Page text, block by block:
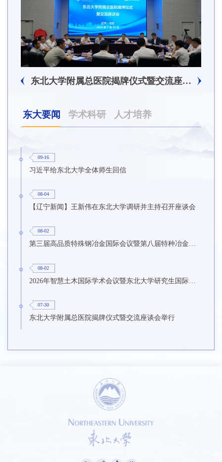
东北大学附属总医院揭牌仪式暨交流座谈会举行
东大要闻 学术科研 人才培养
09-16
习近平给东北大学全体师生回信
08-04
【辽宁新闻】王新伟在东北大学调研并主持召开座谈会
08-02
第三届高品质特殊钢冶金国际会议暨第八届特种冶金技术学术会议在东北大学召开
08-02
2026年智慧土木国际学术会议暨东北大学研究生国际暑期学校第九期在东北大学召开
07-30
东北大学附属总医院揭牌仪式暨交流座谈会举行